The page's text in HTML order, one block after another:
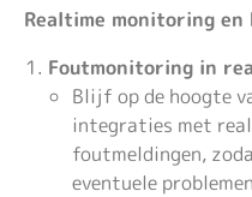
Realtime monitoring en
Foutmonitoring in
Blijf op de hoogte
integraties met
foutmeldingen,
eventuele